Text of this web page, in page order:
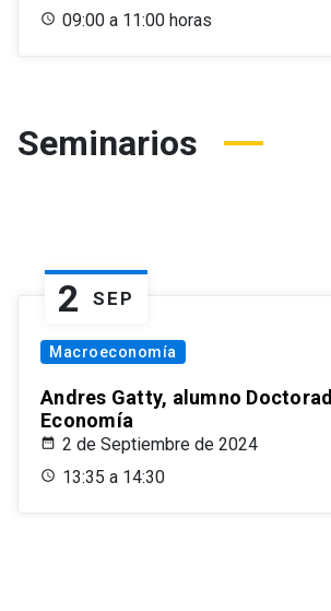
09:00 a 11:00 horas
Seminarios
2 SEP
Macroeconomía
Andres Gatty, alumno
Economía
2 de Septiembre de 2024
13:35 a 14:30